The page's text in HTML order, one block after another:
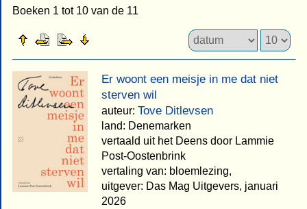
Boeken 1 tot 10 van de 11
Er woont een meisje in me dat niet
sterven wil
auteur: Tove Ditlevsen
land: Denemarken
vertaald uit het Deens door Lammie
Post-Oostenbrink
vertaling van: bloemlezing,
uitgever: Das Mag Uitgevers, januari
2026